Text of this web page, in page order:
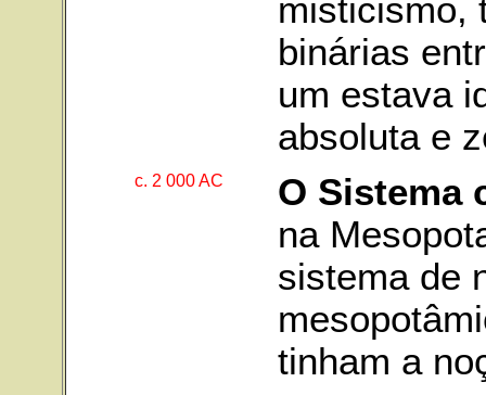
misticismo,
binárias
um estava
absoluta e
c. 2 000 AC
O Sistema
na
sistema de
tinham a